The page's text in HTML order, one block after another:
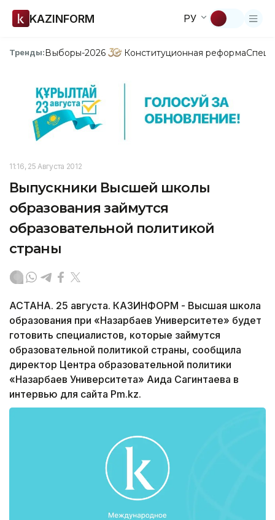
KAZINFORM РУ
Тренды:Выборы-2026 Конституционная реформа
11:16, 25 Августа 2012
Выпускники Высшей школы
образования займутся
образовательной политикой
страны
АСТАНА. 25 августа. КАЗИНФОРМ - Высшая школа
образования при «Назарбаев Университете» будет
готовить специалистов, которые займутся
образовательной политикой страны, сообщила
директор Центра образовательной политики
«Назарбаев Университета» Аида Сагинтаева в
интервью для сайта Pm.kz.